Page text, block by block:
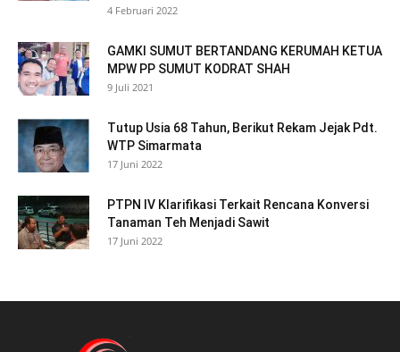
4 Februari 2022
GAMKI SUMUT BERTANDANG KERUMAH KETUA
MPW PP SUMUT KODRAT SHAH
9 Juli 2021
Tutup Usia 68 Tahun, Berikut Rekam Jejak Pdt.
WTP Simarmata
17 Juni 2022
PTPN IV Klarifikasi Terkait Rencana Konversi
Tanaman Teh Menjadi Sawit
17 Juni 2022